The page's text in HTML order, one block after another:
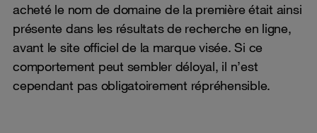
acheté le nom de domaine de la première était ainsi
présente dans les résultats de recherche en ligne,
avant le site officiel de la marque visée. Si ce
comportement peut sembler déloyal, il n’est
cependant pas obligatoirement répréhensible.